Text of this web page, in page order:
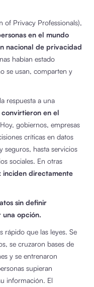
of Privacy Professionals),
en el mundo
nacional de privacidad
habían estado
se usan, comparten y
respuesta a una
convirtieron en el
Hoy, gobiernos, empresas
críticas en datos
seguros, hasta servicios
sociales. En otras
inciden directamente
sin definir
una opción.
rápido que las leyes. Se
se cruzaron bases de
y se entrenaron
supieran
información. El